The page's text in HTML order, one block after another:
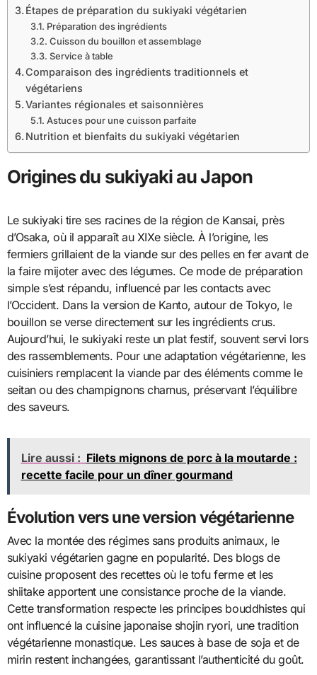
Étapes de préparation du sukiyaki végétarien
Préparation des ingrédients
Cuisson du bouillon et assemblage
Service à table
Comparaison des ingrédients traditionnels et
végétariens
Variantes régionales et saisonnières
Astuces pour une cuisson parfaite
Nutrition et bienfaits du sukiyaki végétarien
Origines du sukiyaki au Japon
Le sukiyaki tire ses racines de la région de Kansai, près
d’Osaka, où il apparaît au XIXe siècle. À l’origine, les
fermiers grillaient de la viande sur des pelles en fer avant de
la faire mijoter avec des légumes. Ce mode de préparation
simple s’est répandu, influencé par les contacts avec
l’Occident. Dans la version de Kanto, autour de Tokyo, le
bouillon se verse directement sur les ingrédients crus.
Aujourd’hui, le sukiyaki reste un plat festif, souvent servi lors
des rassemblements. Pour une adaptation végétarienne, les
cuisiniers remplacent la viande par des éléments comme le
seitan ou des champignons charnus, préservant l’équilibre
des saveurs.
Lire aussi : Filets mignons de porc à la moutarde :
recette facile pour un dîner gourmand
Évolution vers une version végétarienne
Avec la montée des régimes sans produits animaux, le
sukiyaki végétarien gagne en popularité. Des blogs de
cuisine proposent des recettes où le tofu ferme et les
shiitake apportent une consistance proche de la viande.
Cette transformation respecte les principes bouddhistes qui
ont influencé la cuisine japonaise shojin ryori, une tradition
végétarienne monastique. Les sauces à base de soja et de
mirin restent inchangées, garantissant l’authenticité du goût.